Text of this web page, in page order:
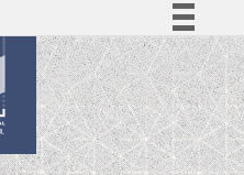
Simplifique!
Comunica BR
Participe
Acesso à informação